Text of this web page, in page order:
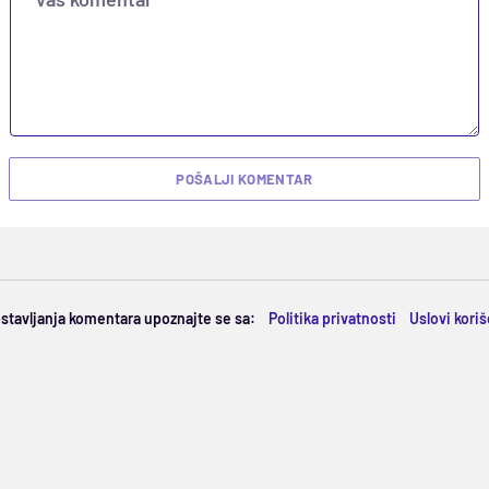
POŠALJI KOMENTAR
komentara upoznajte se sa: Politika privatnosti Uslovi